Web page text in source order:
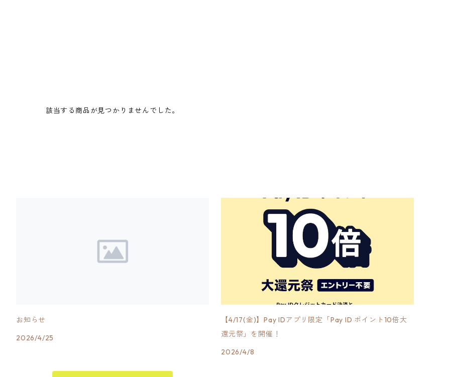
該当する商品が見つかりませんでした。
お知らせ
2026/4/25
【4/17(金)】Pay IDアプリ限定「Pay ID ポイント10倍大
還元祭」を開催！
2026/4/8